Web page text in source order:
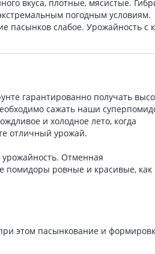
вкуса, плотные, мясистые.
погодным условиям.
пасынков слабое. Урожайность с
гарантированно получать
сажать наши
и холодное лето, когда
отличный урожай.
Отменная
помидоры ровные и красивые, как
этом пасынкование и